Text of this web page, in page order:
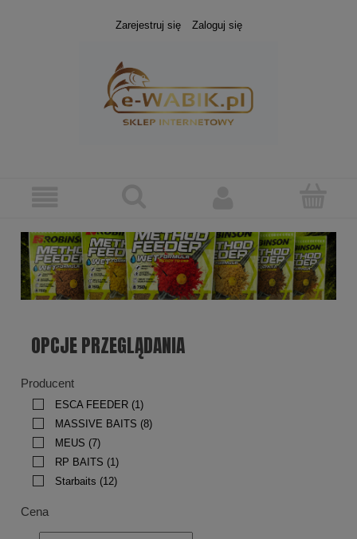
Zarejestruj się Zaloguj się
OPCJE PRZEGLĄDANIA
Producent
ESCA FEEDER (1)
MASSIVE BAITS (8)
MEUS (7)
RP BAITS (1)
Starbaits (12)
Cena